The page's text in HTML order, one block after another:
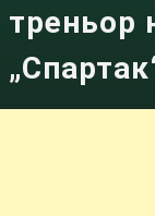
треньор